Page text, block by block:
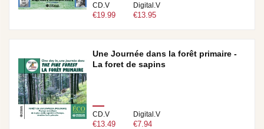
CD.V
€19.99
Digital.V
€13.95
Une Journée dans la forêt primaire -
La foret de sapins
CD.V
€13.49
Digital.V
€7.94